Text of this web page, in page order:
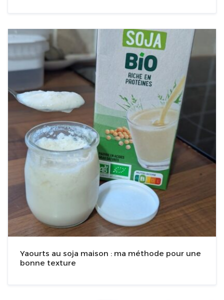
Yaourts au soja maison : ma méthode pour une
bonne texture